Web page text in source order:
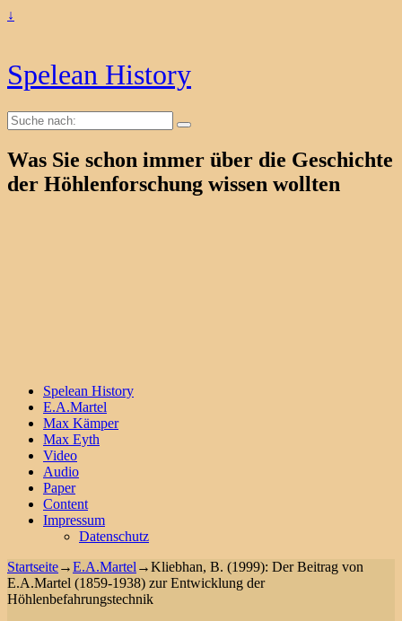
↓
Spelean History
Suche
nach:
Was Sie schon immer über die Geschichte
der Höhlenforschung wissen wollten
Spelean History
E.A.Martel
Max Kämper
Max Eyth
Video
Audio
Paper
Content
Impressum
Datenschutz
Startseite→E.A.Martel →Kliebhan, B. (1999): Der Beitrag von
E.A.Martel (1859-1938) zur Entwicklung der
Höhlenbefahrungstechnik